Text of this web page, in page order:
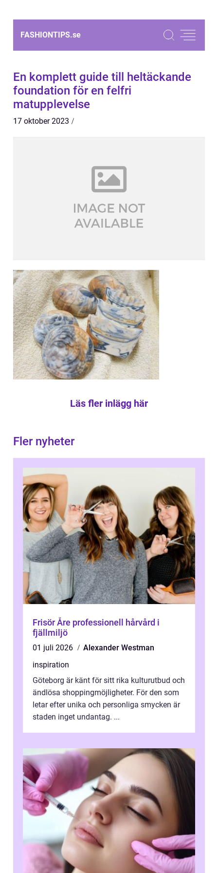
FASHIONTIPS.se
En komplett guide till heltäckande
foundation för en felfri
matupplevelse
17 oktober 2023
Läs fler inlägg här
Fler nyheter
Frisör Åre professionell hårvård i
fjällmiljö
01 juli 2026
Alexander Westman
inspiration
Göteborg är känt för sitt rika kulturutbud och
ändlösa shoppingmöjligheter. För den som
letar efter unika och personliga smycken är
staden inget undantag. ...